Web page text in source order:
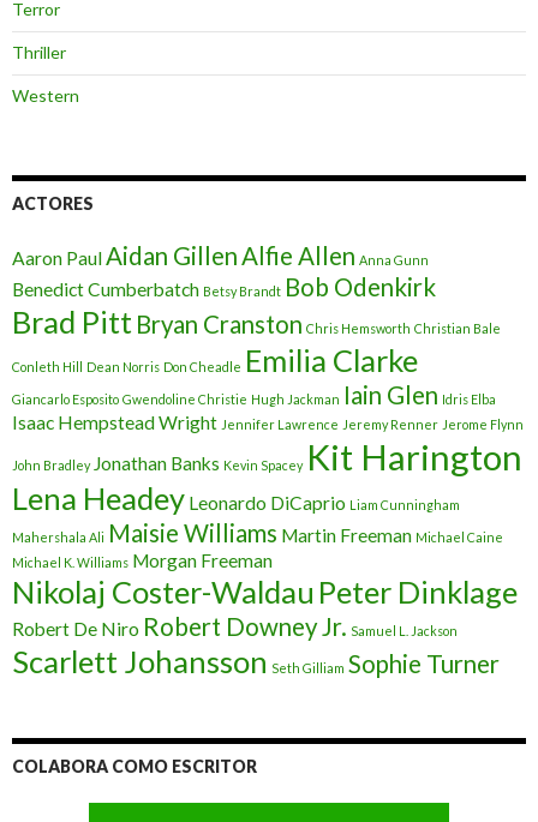
Terror
Thriller
Western
ACTORES
Aaron PaulAidan GillenAlfie Allen Anna Gunn
Benedict Cumberbatch Betsy Brandt Bob Odenkirk
Brad Pitt Bryan Cranston Chris Hemsworth Christian Bale
Conleth Hill Dean Norris Don Cheadle Emilia Clarke
Giancarlo Esposito Gwendoline Christie Hugh Jackman Iain Glen Idris Elba
Isaac Hempstead Wright Jennifer Lawrence Jeremy Renner Jerome Flynn
John Bradley Jonathan Banks Kevin Spacey Kit Harington
Lena Headey Leonardo DiCaprio Liam Cunningham
Mahershala Ali Maisie Williams Martin Freeman Michael Caine
Michael K. Williams Morgan Freeman
Nikolaj Coster-Waldau Peter Dinklage
Robert De Niro Robert Downey Jr. Samuel L. Jackson
Scarlett Johansson Seth Gilliam Sophie Turner
COLABORA COMO ESCRITOR